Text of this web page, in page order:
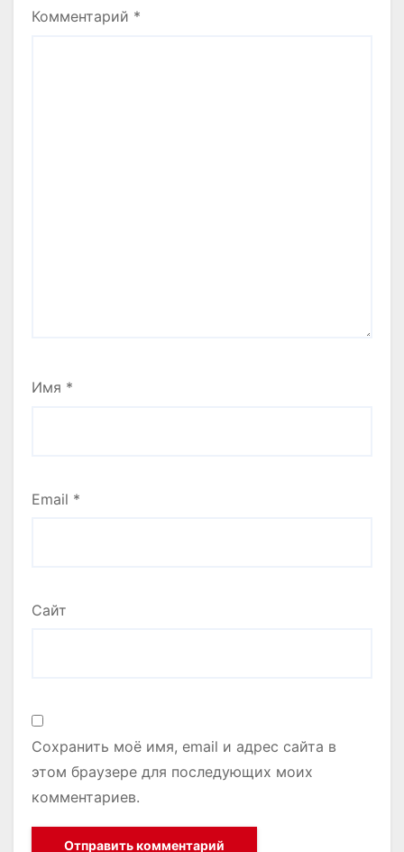
Комментарий *
Имя *
Email *
Сайт
Сохранить моё имя, email и адрес сайта в
этом браузере для последующих моих
комментариев.